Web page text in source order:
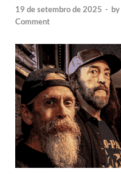
19 de setembro de 2025 - by
Comment